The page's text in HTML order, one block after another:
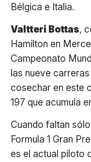
Bélgica e Italia.
Valtteri Bottas,
Hamilton en
Campeonato
las nueve
cosechar en este
197 que acumula
Cuando faltan
Formula 1 Gran
es el actual piloto